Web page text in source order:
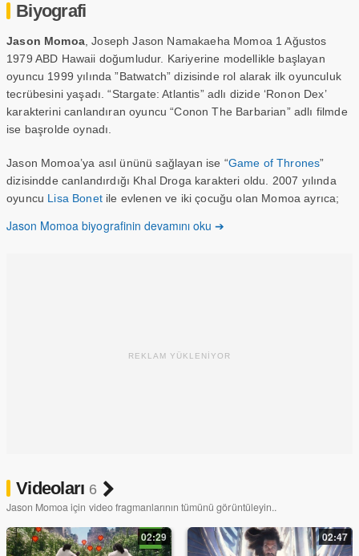
Biyografi
Jason Momoa, Joseph Jason Namakaeha Momoa 1 Ağustos
1979 ABD Hawaii doğumludur. Kariyerine modellikle başlayan
oyuncu 1999 yılında ”Batwatch” dizisinde rol alarak ilk oyunculuk
tecrübesini yaşadı. “Stargate: Atlantis” adlı dizide ‘Ronon Dex’
karakterini canlandıran oyuncu “Conon The Barbarian” adlı filmde
ise başrolde oynadı.
Jason Momoa’ya asıl ününü sağlayan ise “Game of Thrones”
dizisindde canlandırdığı Khal Droga karakteri oldu. 2007 yılında
oyuncu Lisa Bonetile evlenen ve iki çocuğu olan Momoa ayrıca;
Batman v Superman: Adaletin Şafağı, Braven, Wolves, Debug gibi
Jason Momoa biyografinin devamını oku ➔
REKLAM YÜKLENİYOR
Videoları 6
Jason Momoa için video fragmanlarının tümünü görüntüleyin..
02:29 02:47